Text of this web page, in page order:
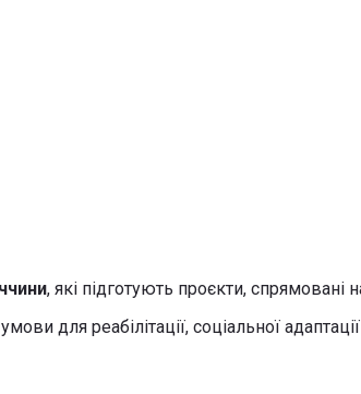
, які підготують проєкти, спрямовані
для реабілітації, соціальної